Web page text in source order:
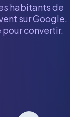
habitants de
sur Google.
convertir.